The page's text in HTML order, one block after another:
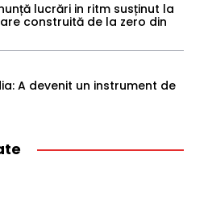
lucrări in ritm susținut la
construită de la zero din
A devenit un instrument de